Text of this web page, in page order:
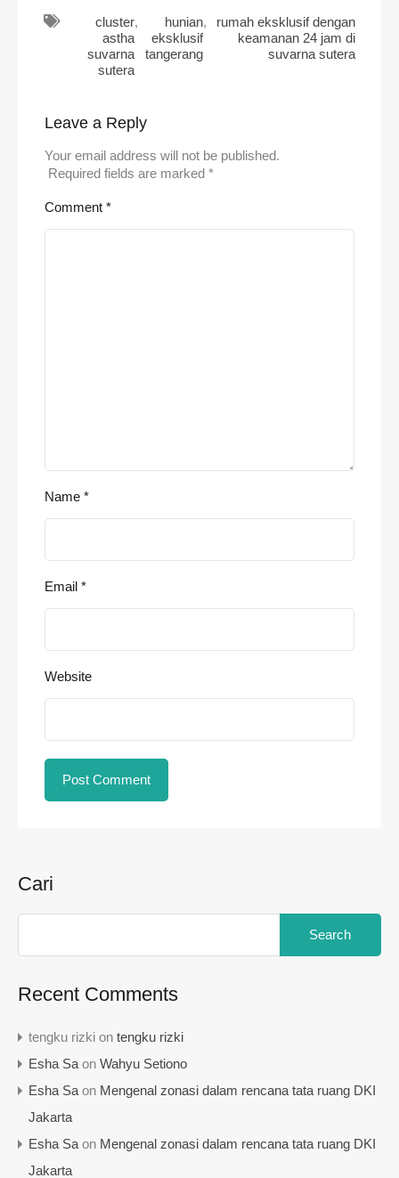
cluster
astha
suvarna
sutera
,
hunian
eksklusif
tangerang
,
rumah eksklusif dengan
keamanan 24 jam di
suvarna sutera
Leave a Reply
Your email address will not be published.
Required fields are marked *
Comment *
Name *
Email *
Website
Cari
Recent Comments
tengku rizki on tengku rizki
Esha Sa on Wahyu Setiono
Esha Sa on Mengenal zonasi dalam rencana tata ruang DKI
Jakarta
Esha Sa on Mengenal zonasi dalam rencana tata ruang DKI
Jakarta